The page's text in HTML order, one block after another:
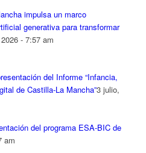
impulsa un marco
generativa para transformar
- 7:57 am
del Informe “Infancia,
de Castilla-La Mancha”3 julio,
del programa ESA-BIC de
am